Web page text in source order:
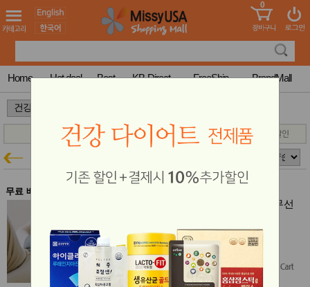
도 어린이
청소년
컬러링
북
한국학
습지
미국학
고
국 송
꽃배송
건
강
홍삼전
문브랜
건강보
조제품
기능성
건강식
품
Diet/여
MissyShop
Login
0
Home Hot deal Best KB-Direct FreeShip BrandMall
무료 배송
잉코 전자파 없는 프리미엄 휴대용 무선
잉코 53~57% 할인
$338.00$148.00 (56% off)
Free Shipping